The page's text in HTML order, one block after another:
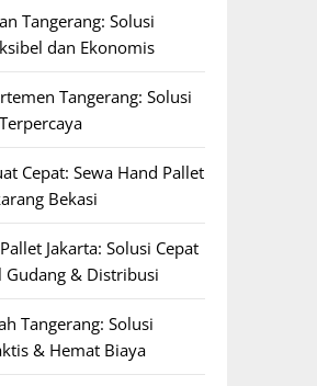
Tangerang: Solusi
dan Ekonomis
Tangerang: Solusi
Cepat: Sewa Hand Pallet
Bekasi
Jakarta: Solusi Cepat
& Distribusi
Tangerang: Solusi
& Hemat Biaya